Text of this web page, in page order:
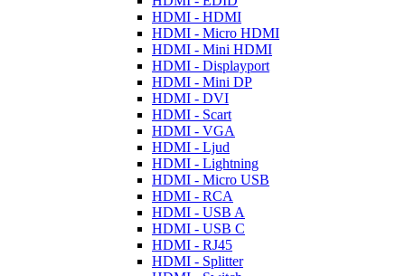
HDMI - HDMI
HDMI - Micro HDMI
HDMI - Mini HDMI
HDMI - Displayport
HDMI - Mini DP
HDMI - DVI
HDMI - Scart
HDMI - VGA
HDMI - Ljud
HDMI - Lightning
HDMI - Micro USB
HDMI - RCA
HDMI - USB A
HDMI - USB C
HDMI - RJ45
HDMI - Splitter